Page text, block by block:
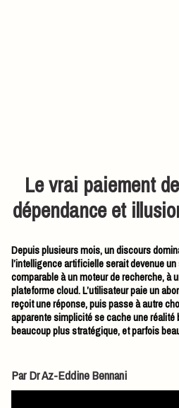
Le vrai paiement
dépendance et
Depuis plusieurs mois, un discours
l’intelligence artificielle serait devenue
comparable à un moteur de recherche, à
plateforme cloud. L’utilisateur paie un
reçoit une réponse, puis passe à autre
apparente simplicité se cache une réalité
beaucoup plus stratégique, et parfois
Par Dr Az-Eddine Bennani